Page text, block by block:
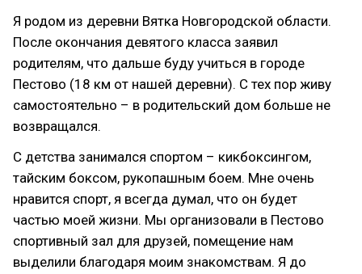
Я родом из деревни Вятка Новгородской области.
После окончания девятого класса заявил
родителям, что дальше буду учиться в городе
Пестово (18 км от нашей деревни). С тех пор живу
самостоятельно – в родительский дом больше не
возвращался.
С детства занимался спортом – кикбоксингом,
тайским боксом, рукопашным боем. Мне очень
нравится спорт, я всегда думал, что он будет
частью моей жизни. Мы организовали в Пестово
спортивный зал для друзей, помещение нам
выделили благодаря моим знакомствам. Я до